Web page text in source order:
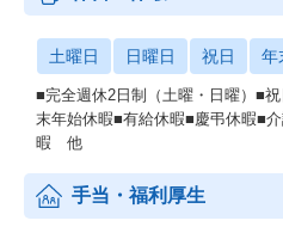
土曜日 日曜日 祝日 年
■完全週休2日制（土曜・日曜）■
末年始休暇■有給休暇■慶弔休暇■
暇 他
手当・福利厚生